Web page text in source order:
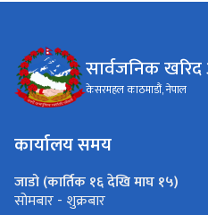
सार्वजनिक
केसरमहल काठमाडौं, नेपाल
कार्यालय समय
जाडो (कार्तिक १६ देखि माघ १५)
सोमबार - शुक्रबार